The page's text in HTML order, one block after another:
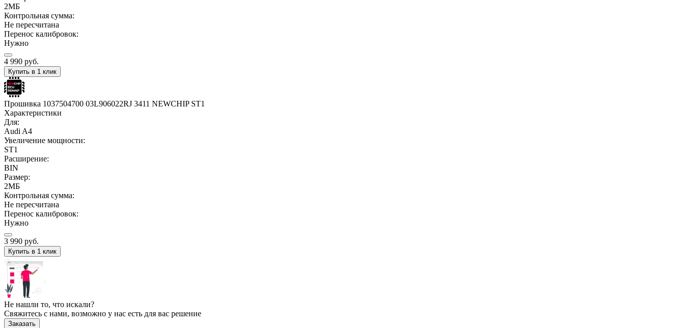
2МБ
Контрольная сумма:
Не пересчитана
Перенос калибровок:
Нужно
4 990 руб.
Купить в 1 клик
Прошивка 1037504700 03L906022RJ 3411 NEWCHIP ST1
Характеристики
Для:
Audi A4
Увеличение мощности:
ST1
Расширение:
BIN
Размер:
2МБ
Контрольная сумма:
Не пересчитана
Перенос калибровок:
Нужно
3 990 руб.
Купить в 1 клик
Не нашли то, что искали?
Свяжитесь с нами, возможно у нас есть для вас решение
Заказать